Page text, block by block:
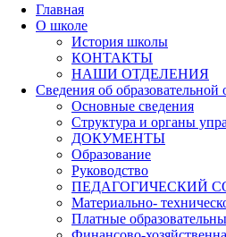
Главная
О школе
История школы
КОНТАКТЫ
НАШИ ОТДЕЛЕНИЯ
Сведения об образовательной
Основные сведения
Структура и органы
ДОКУМЕНТЫ
Образование
Руководство
ПЕДАГОГИЧЕСКИЙ
Материально-
Платные